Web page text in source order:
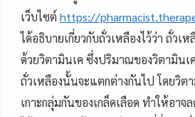
เว็บไซต์ https://
ได้อธิบายเกี่ยวกับถั่วเหลืองไว้ว่า ถั่วเ
ด้วยวิตามินเค ซึ่งปริมาณของวิตามินเ
ถั่วเหลืองนั้นจะแตกต่างกันไป โดยวิต
เกาะกลุ่มกันของเกล็ดเลือด ทำให้อา